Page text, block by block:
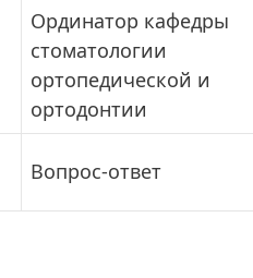
Ординатор кафедры
стоматологии
ортопедической и
ортодонтии
Вопрос-ответ